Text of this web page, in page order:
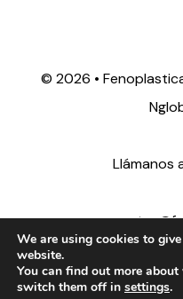
© 2026 •
Llámanos
We are using cookies to
website.
You can find out more
switch them off in settings.